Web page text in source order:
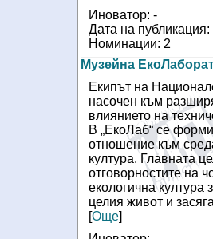
Иноватор: -
Дата на
Номинации: 2
Музейна
Екипът на
насочен към
влиянието на
В „EкоЛаб“ се
отношение към
култура. Главната
отговорностите на
екологична култура
целия живот и
[Още]